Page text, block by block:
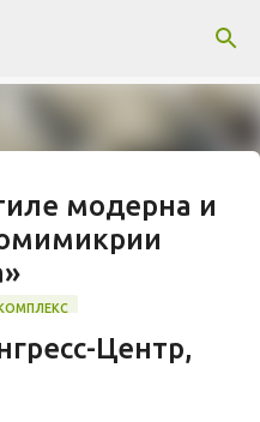
модерна и
завершилось
комплекса
Callebaut
Центр,